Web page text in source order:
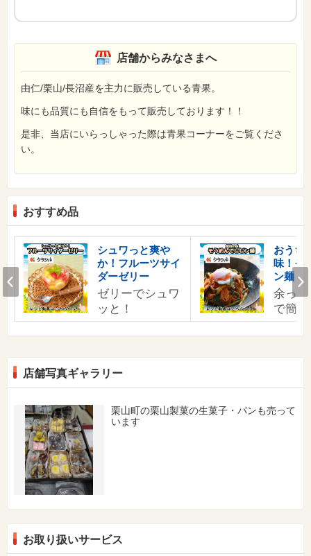
店舗からみなさまへ
由仁/栗山/長沼産を主力に販売している青果。
味にも品質にも自信をもって販売しております！！
是非、当店にいらっしゃった際は青果コーナーをご覧くださ
い。
おすすめ品
シュワっと爽や
か！フルーツサイ
ダーゼリー
ゼリーでシュワ
ッと！
おうち
味！そ
ン麺
余っ
で簡
Prev
店舗写真ギャラリー
栗山町の栗山製菓の生菓子・パンも売って
います
お取り扱いサービス